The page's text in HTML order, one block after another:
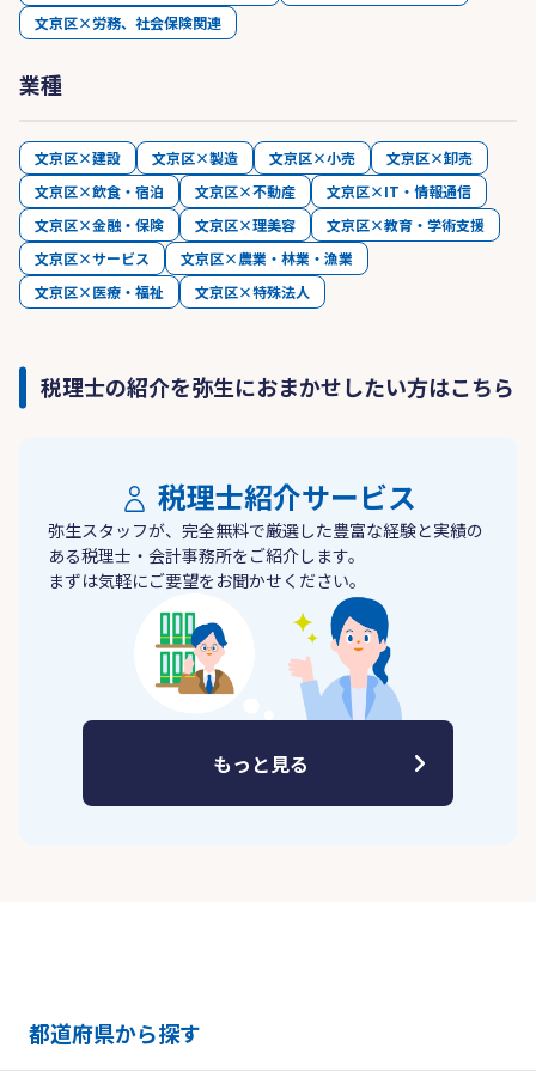
文京区×労務、社会保険関連
業種
文京区×建設 文京区×製造 文京区×小売
文京区×卸売
文京区×飲食・宿泊
文京区×不動産
文京区×IT・情報通信
文京区×金融・保険
文京区×理美容
文京区×教育・学術支援
文京区×サービス
文京区×農業・林業・漁業
文京区×医療・福祉
文京区×特殊法人
税理士の紹介を弥生におまかせしたい方はこちら
税理士紹介サービス
弥生スタッフが、完全無料で厳選した豊富な経験と実績の
ある税理士・会計事務所をご紹介します。
まずは気軽にご要望をお聞かせください。
もっと見る
都道府県から探す